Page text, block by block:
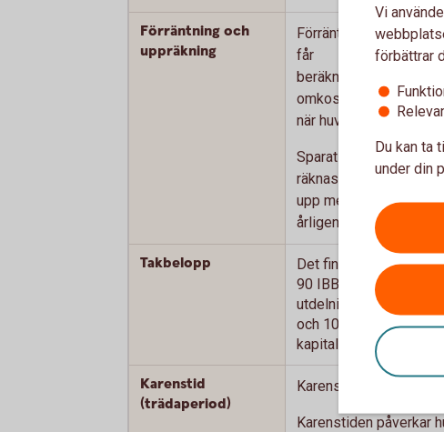
Förräntning och
uppräkning
Förräntning (SLR 2+ 9
får
beräknas på allt
omkostnadsbelopp
när huvudregeln
Sparat
räknas
upp med SLR + 3
årligen.
Takbelopp
Det finns två olika
90 IBB (7 254 000 kr)
utdelning
och 100 IBB (8 060
kapitalvinst.
Karenstid
(trädaperiod)
Karensperiod på 5
Karenstiden påverkar
Vi
förbättrar
Du kan ta
under din